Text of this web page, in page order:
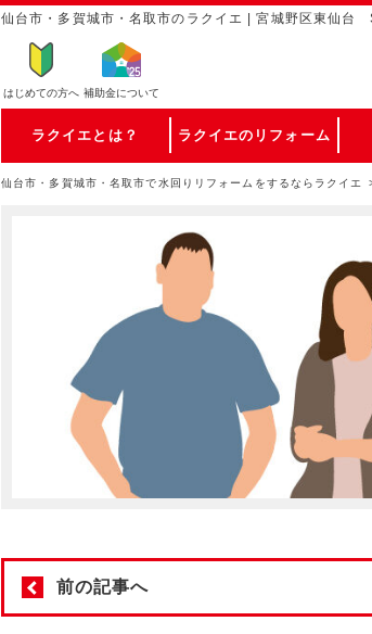
仙台市・多賀城市・名取市のラクイエ | 宮城野区東仙台
はじめての方へ 補助金について
ラクイエとは？ ラクイエのリフォーム
仙台市・多賀城市・名取市で水回りリフォームをするならラクイエ
前の記事へ